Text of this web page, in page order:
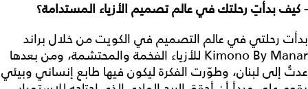
- كيف بدأتِ رحلتك في عالم تصميم الأزياء المستدامة؟
بدأت رحلتي في عالم التصميم في الكويت من خلال براند
Kimono By Manar للأزياء الفخمة والمحتشمة، ومن بعدها
عدتُ إلى لبنان، وطوّرت الفكرة ليكون فيها طابع إنساني وبيئي